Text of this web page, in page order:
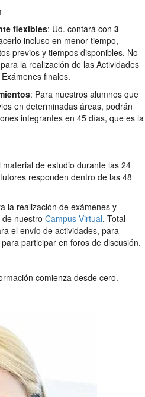
flexibles: Ud. contará con 3
incluso en menor tiempo,
previos y tiempos disponibles. No
la realización de las Actividades
finales.
: Para nuestros alumnos que
en determinadas áreas, podrán
integrantes en 45 días, que es la
de estudio durante las 24
responden dentro de las 48
la realización de exámenes y
nuestro Campus Virtual. Total
el envío de actividades, para
participar en foros de discusión.
comienza desde cero.